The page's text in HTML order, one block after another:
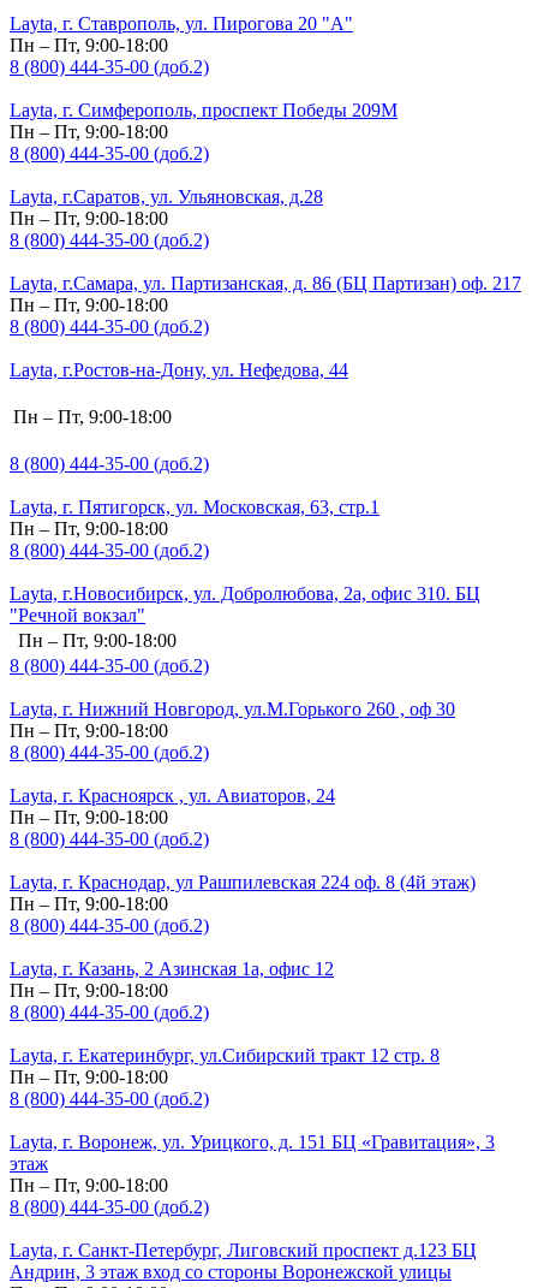
Layta, г. Ставрополь, ул. Пирогова 20 "А"
Пн – Пт, 9:00-18:00
8 (800) 444-35-00 (доб.2)
Layta, г. Симферополь, проспект Победы 209М
Пн – Пт, 9:00-18:00
8 (800) 444-35-00 (доб.2)
Layta, г.Саратов, ул. Ульяновская, д.28
Пн – Пт, 9:00-18:00
8 (800) 444-35-00 (доб.2)
Layta, г.Самара, ул. Партизанская, д. 86 (БЦ Партизан) оф. 217
Пн – Пт, 9:00-18:00
8 (800) 444-35-00 (доб.2)
Layta, г.Ростов-на-Дону, ул. Нефедова, 44
Пн – Пт, 9:00-18:00
8 (800) 444-35-00 (доб.2)
Layta, г. Пятигорск, ул. Московская, 63, стр.1
Пн – Пт, 9:00-18:00
8 (800) 444-35-00 (доб.2)
Layta, г.Новосибирск, ул. Добролюбова, 2а, офис 310. БЦ
"Речной вокзал"
Пн – Пт, 9:00-18:00
8 (800) 444-35-00 (доб.2)
Layta, г. Нижний Новгород, ул.М.Горького 260 , оф 30
Пн – Пт, 9:00-18:00
8 (800) 444-35-00 (доб.2)
Layta, г. Красноярск , ул. Авиаторов, 24
Пн – Пт, 9:00-18:00
8 (800) 444-35-00 (доб.2)
Layta, г. Краснодар, ул Рашпилевская 224 оф. 8 (4й этаж)
Пн – Пт, 9:00-18:00
8 (800) 444-35-00 (доб.2)
Layta, г. Казань, 2 Азинская 1а, офис 12
Пн – Пт, 9:00-18:00
8 (800) 444-35-00 (доб.2)
Layta, г. Екатеринбург, ул.Сибирский тракт 12 стр. 8
Пн – Пт, 9:00-18:00
8 (800) 444-35-00 (доб.2)
Layta, г. Воронеж, ул. Урицкого, д. 151 БЦ «Гравитация», 3
этаж
Пн – Пт, 9:00-18:00
8 (800) 444-35-00 (доб.2)
Layta, г. Санкт-Петербург, Лиговский проспект д.123 БЦ
Андрин, 3 этаж вход со стороны Воронежской улицы